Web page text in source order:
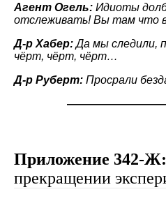
Агент Огель: Идиоты
отслеживать! Вы там что
Д-р Хабер:Да мы следили,
чёрт, чёрт, чёрт…
Д-р Руберт: Просрали
Приложение 342-Ж:
прекращении